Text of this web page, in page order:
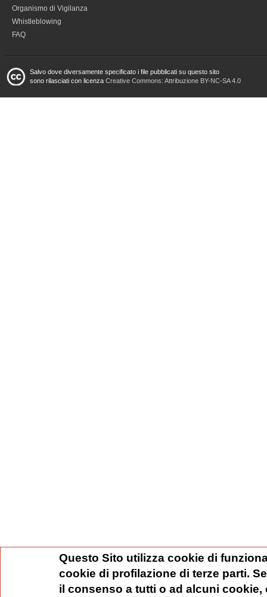
Organismo di Vigilanza
Whistleblowing
FAQ
Salvo dove diversamente specificato i file pubblicati su questo sito
sono rilasciati con licenza Creative Commons: Attribuzione BY-NC-SA 4.0
Questo Sito utilizza cookie di
cookie di profilazione di terze parti.
il consenso a tutti o ad alcuni